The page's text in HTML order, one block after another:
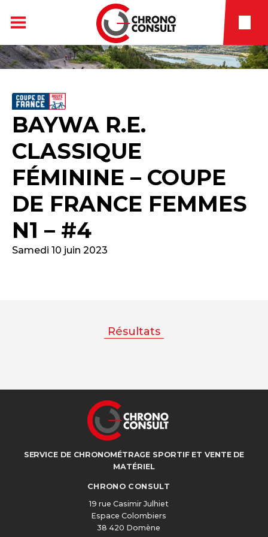
BAYWA R.E.
CLASSIQUE
FÉMININE – COUPE
DE FRANCE FEMMES
N1 – #4
Samedi 10 juin 2023
Résultats
SERVICE DE CHRONOMÉTRAGE SPORTIF ET VENTE DE
MATÉRIEL
CHRONO CONSULT
19 rue Casimir Julhiet
Espace Colombiers
38 420 Domène